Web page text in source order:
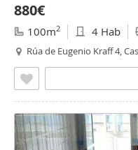
880€
100m2 4 Hab
Rúa de Eugenio Kraff 4,